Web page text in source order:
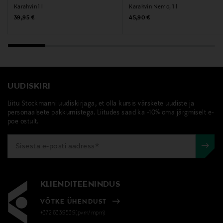
Cilio, veekann, karafin, joogikann, klaaskann, Nemo
Karahvin 1 l
Original Price
39,95 €
Karahvin Nemo, 1 l
Original Price
45,90 €
UUDISKIRI
Liitu Stockmanni uudiskirjaga, et olla kursis värskete uudiste ja
personaalsete pakkumistega. Liitudes saad ka -10% oma järgmiselt e-
poe ostult.
KLIENDITEENINDUS
VÕTKE ÜHENDUST
+372 6339539(pvm/mpm)